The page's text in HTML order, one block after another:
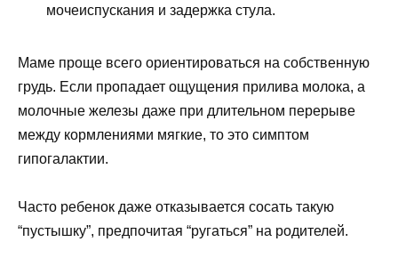
мочеиспускания и задержка стула.
Маме проще всего ориентироваться на собственную
грудь. Если пропадает ощущения прилива молока, а
молочные железы даже при длительном перерыве
между кормлениями мягкие, то это симптом
гипогалактии.
Часто ребенок даже отказывается сосать такую
“пустышку”, предпочитая “ругаться” на родителей.